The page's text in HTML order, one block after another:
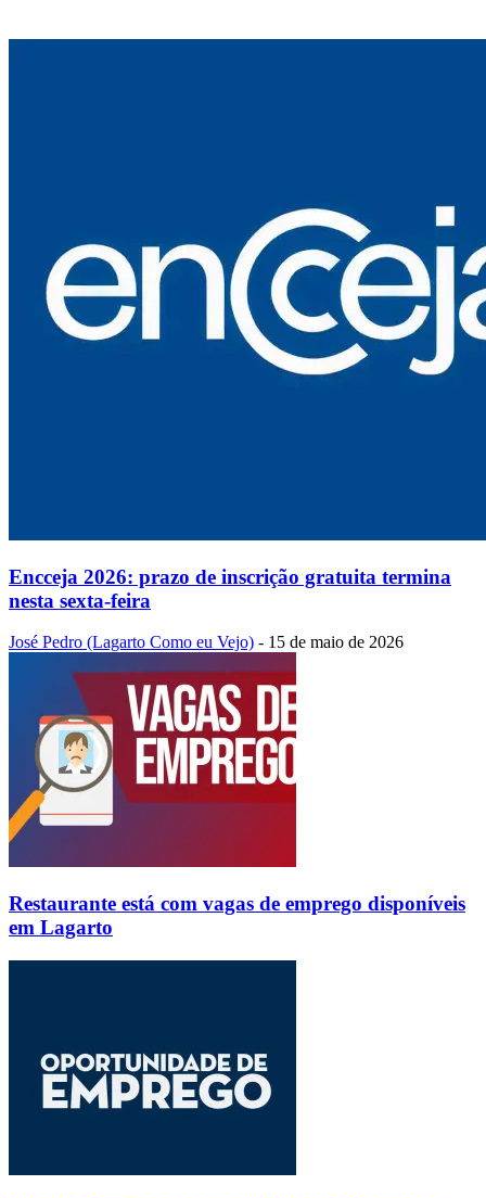
Encceja 2026: prazo de inscrição gratuita termina
nesta sexta-feira
José Pedro (Lagarto Como eu Vejo) - 15 de maio de 2026
Restaurante está com vagas de emprego disponíveis
em Lagarto